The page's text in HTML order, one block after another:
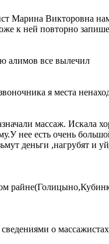
Марина Викторовна
к ней повторно
алимов все вылечил
позвоночника я
массаж. Искала
нее есть очень
деньги ,нагрубят и
о